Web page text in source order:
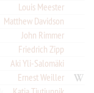
Louis Meester
Matthew Davidson
John Rimmer
Friedrich Zipp
Aki Yli-Salomäki
Ernest Weiller